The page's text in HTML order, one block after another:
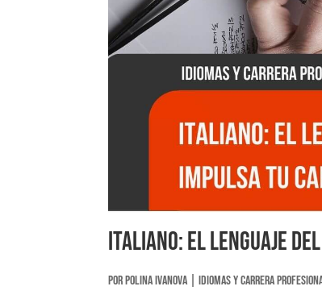
Italiano: El lenguaje
porPolina Ivanova |Idiomas y carrera